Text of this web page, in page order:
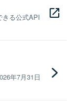
きる公式API
年7月31日